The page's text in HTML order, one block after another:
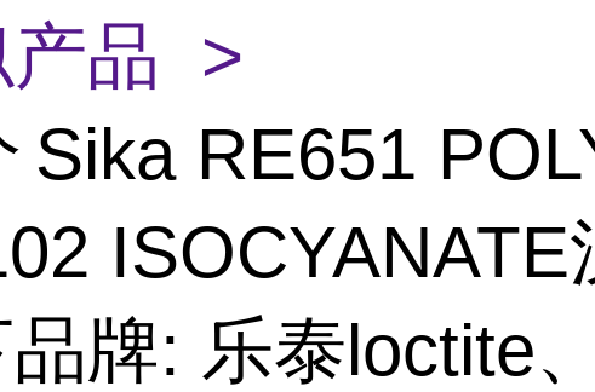
产品 >
Sika RE651
ISOCYANATE
牌: 乐泰loctite